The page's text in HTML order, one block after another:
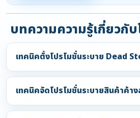
บทความความรู้เกี่ยวกั
เทคนิคตั้งโปรโมชั่นระบาย Dead
เทคนิคจัดโปรโมชั่นระบายสินค้าค้า